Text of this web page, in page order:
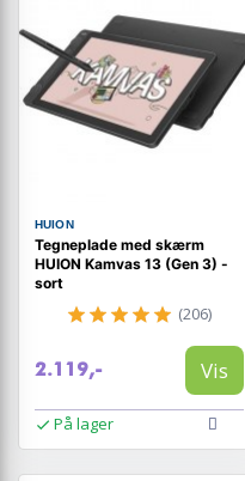
HUION
Tegneplade med skærm
HUION Kamvas 13 (Gen 3) -
sort
(206)
2.119,- Vis
På lager